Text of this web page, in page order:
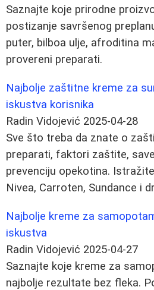
Saznajte koje prirodne
postizanje savršenog
puter, bilboa ulje, afroditina
provereni preparati.
Najbolje zaštitne kreme za
iskustva korisnika
Radin Vidojević 2025-04-28
Sve što treba da znate o
preparati, faktori zaštite,
prevenciju opekotina.
Nivea, Carroten, Sundance i
Najbolje kreme za
iskustva
Radin Vidojević 2025-04-27
Saznajte koje kreme za
najbolje rezultate bez fleka.